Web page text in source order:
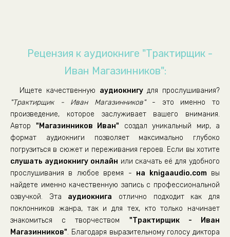
01_18
01_19
01_20
01_22
01_23
01_24
01_25
Рецензия к аудиокниге "Трактирщик -
Иван Магазинников":
Ищете качественную аудиокнигудля прослушивания?
"Трактирщик - Иван Магазинников"- это именно то
произведение, которое заслуживает вашего внимания.
Автор "Магазинников Иван" создал уникальный мир, а
формат аудиокниги позволяет максимально глубоко
погрузиться в сюжет и переживания героев. Если вы хотите
слушать аудиокнигу онлайн или скачать её для удобного
прослушивания в любое время - на knigaaudio.comвы
найдете именно качественную запись с профессиональной
озвучкой. Эта аудиокнига отлично подходит как для
поклонников жанра, так и для тех, кто только начинает
знакомиться с творчеством "Трактирщик - Иван
Магазинников". Благодаря выразительному голосу диктора